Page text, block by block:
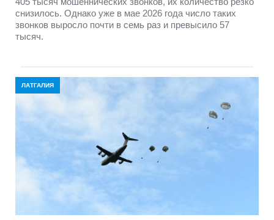
снизилось. Однако уже в мае 2026 года число таких
звонков выросло почти в семь раз и превысило 57
тысяч.
ЛАТГАЛИЯ